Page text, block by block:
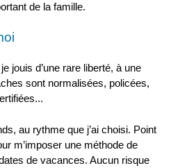
de la famille.
jouis d’une rare liberté, à une
sont normalisées, policées,
au rythme que j’ai choisi. Point
m’imposer une méthode de
de vacances. Aucun risque